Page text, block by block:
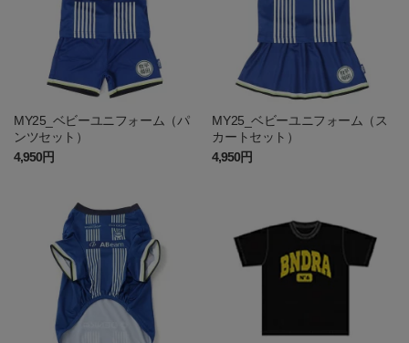
MY25_ベビーユニフォーム（パ
ンツセット）
4,950円
MY25_ベビーユニフォーム（ス
カートセット）
4,950円